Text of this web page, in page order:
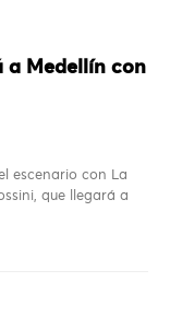
a Medellín con
escenario con La
que llegará a